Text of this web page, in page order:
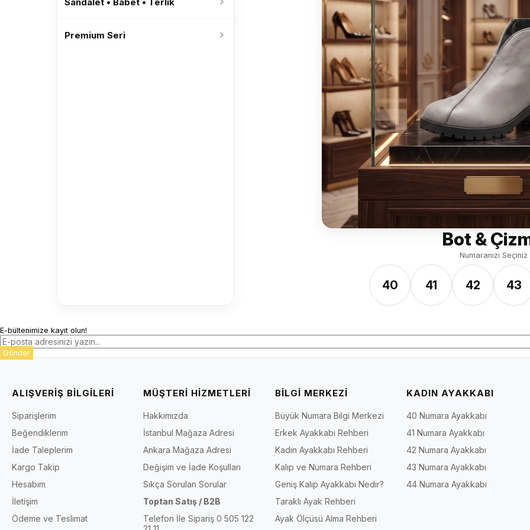
Premium Seri
Bot &
Numaranızı Seçiniz
40 41 42 43
E-bültenimize kayıt olun!
Gönder
ALIŞVERİŞ BİLGİLERİ
Siparişlerim
Beğendiklerim
İade Taleplerim
Kargo Takip
Hesabım
İletişim
Ödeme ve Teslimat
MÜŞTERİ HİZMETLERİ
Hakkımızda
İstanbul Mağaza Adresi
Ankara Mağaza Adresi
Değişim ve İade Koşulları
Sıkça Sorulan Sorular
Toptan Satış / B2B
Telefon İle Sipariş 0 505 122
BİLGİ MERKEZİ
Büyük Numara Bilgi Merkezi
Erkek Ayakkabı Rehberi
Kadın Ayakkabı Rehberi
Kalıp ve Numara Rehberi
Geniş Kalıp Ayakkabı Nedir?
Taraklı Ayak Rehberi
Ayak Ölçüsü Alma Rehberi
KADIN AYAKKABI
40 Numara Ayakkabı
41 Numara Ayakkabı
42 Numara Ayakkabı
43 Numara Ayakkabı
44 Numara Ayakkabı